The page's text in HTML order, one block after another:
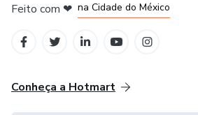
Feito com ❤ na Cidade do México
Conheça a Hotmart